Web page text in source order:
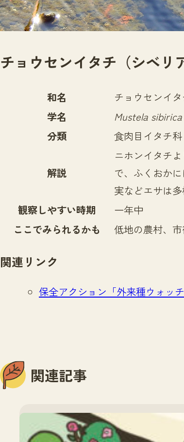
チョウセンイタチ（シベリ
和名
チョウセンイタ
学名
Mustela sibirica
分類
食肉目イタチ科
解説
ニホンイタチ
で、ふくおか
実などエサは
観察しやすい時期
一年中
ここでみられるかも
低地の農村、
関連リンク
保全アクション「外来種ウォッ
関連記事